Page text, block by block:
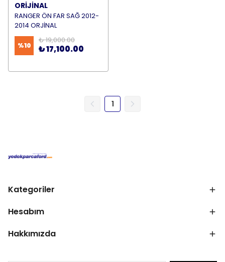
ORİJİNAL
RANGER ÖN FAR SAĞ 2012-
2014 ORJİNAL
%10
₺ 19,000.00
₺ 17,100.00
1
Kategoriler
Hesabım
Hakkımızda